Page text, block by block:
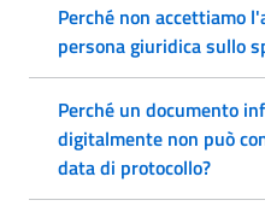
Perché non accettiamo
persona giuridica sullo
Perché un documento
digitalmente non può
data di protocollo?